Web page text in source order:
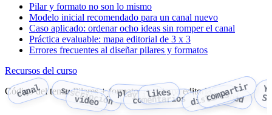
Pilar y formato no son lo mismo
Modelo inicial recomendado para un canal nuevo
Caso aplicado: ordenar ocho ideas sin romper el canal
Práctica evaluable: mapa editorial de 3 x 3
Errores frecuentes al diseñar pilares y formatos
Recursos del curso
Código del tema: Pilares + formatos + sistema editorial
canal suscripción
vídeo playlist
comentarios
likes dislikes
compartir
embed